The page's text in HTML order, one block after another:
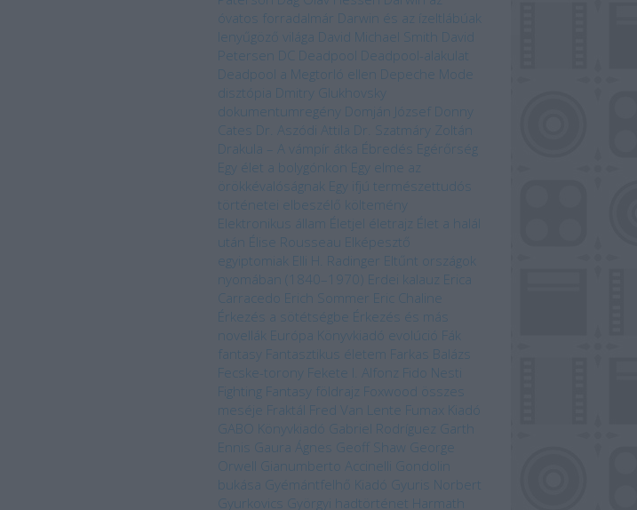
óvatos forradalmár Darwin és az ízeltlábúak
lenyűgöző világa David Michael Smith David
Petersen DC Deadpool
Deadpool-alakulat
Deadpool a Megtorló ellen Depeche Mode
disztópia Dmitry Glukhovsky
dokumentumregény Domján József Donny
Cates
Dr. Aszódi Attila Dr. Szatmáry Zoltán
Drakula – A vámpír átka Ébredés
Egérőrség
Egy élet a bolygónkon Egy elme az
örökkévalóságnak Egy ifjú természettudós
történetei
elbeszélő költemény
Elektronikus állam Életjel életrajz Élet a halál
után Élise Rousseau Elképesztő
egyiptomiak Elli H. Radinger Eltűnt országok
nyomában (1840–1970)
Erdei kalauz Erica
Carracedo
Erich Sommer Eric Chaline
Érkezés a sötétségbe Érkezés és más
novellák Európa Könyvkiadó evolúció
Fák
fantasy Fantasztikus életem Farkas Balázs
Fecske-torony Fekete I. Alfonz Fido Nesti
Fighting Fantasy földrajz Foxwood összes
meséje Fraktál Fred Van Lente Fumax Kiadó
GABO Könyvkiadó
Gabriel Rodríguez
Garth
Ennis
Gaura Ágnes Geoff Shaw
George
Orwell
Gianumberto Accinelli
Gondolin
bukása
Gyémántfelhő Kiadó
Gyuris Norbert
Gyurkovics Györgyi hadtörténet Harmath